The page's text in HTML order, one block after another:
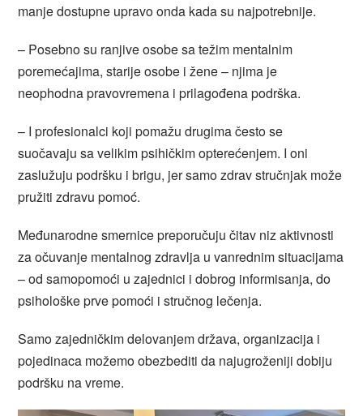
manje dostupne upravo onda kada su najpotrebnije.
– Posebno su ranjive osobe sa težim mentalnim
poremećajima, starije osobe i žene – njima je
neophodna pravovremena i prilagođena podrška.
– I profesionalci koji pomažu drugima često se
suočavaju sa velikim psihičkim opterećenjem. I oni
zaslužuju podršku i brigu, jer samo zdrav stručnjak može
pružiti zdravu pomoć.
Međunarodne smernice preporučuju čitav niz aktivnosti
za očuvanje mentalnog zdravlja u vanrednim situacijama
– od samopomoći u zajednici i dobrog informisanja, do
psihološke prve pomoći i stručnog lečenja.
Samo zajedničkim delovanjem država, organizacija i
pojedinaca možemo obezbediti da najugroženiji dobiju
podršku na vreme.